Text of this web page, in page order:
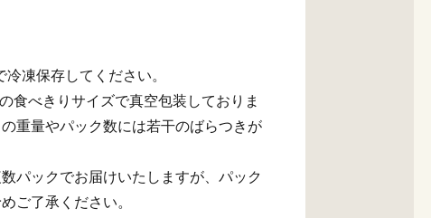
凍保存してください。
食べきりサイズで真空包装しておりま
重量やパック数には若干のばらつきが
パックでお届けいたしますが、パック
ご了承ください。